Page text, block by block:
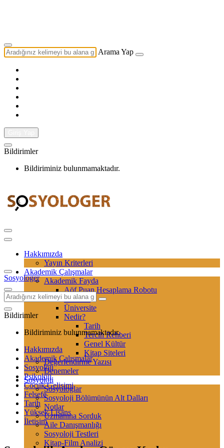
Arama Yap
Bildirimler
Bildiriminiz bulunmamaktadır.
Hakkımızda
Yayın Kriterleri
Akademik Çalışmalar
Akademik Fayda
Aöf Puan Hesaplama Robotu
Sertifika
Üniversite
Nedir?
Tarih
Tercih Rehberi
Genel Kültür
Kitap Siteleri
Değerlendirme Yazısı
Denemeler
Sosyoloji
Sosyologlar
Sosyoloji Bölümünün Alt Dalları
Notlar
Uzmanına Sorduk
Aile Danışmanlığı
Sosyoloji Testleri
Kitap-Film Analizi
Sosyologer
Bildirimler
Bildiriminiz bulunmamaktadır.
Hakkımızda
Akademik Çalışmalar
Sosyoloji
Psikoloji
Çocuk Gelişimi
Felsefe
Tarih
Yüksek Lisans
İletişim